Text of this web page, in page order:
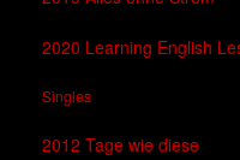
2020 Learning English
Singles
2012 Tage wie diese